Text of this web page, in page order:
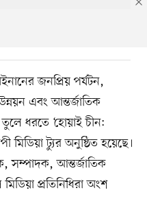
জনপ্রিয় পর্যটন,
এবং আন্তর্জাতিক
ধরতে ‘হোয়াই চীন:
মিডিয়া ট্যুর অনুষ্ঠিত হয়েছে।
সম্পাদক, আন্তর্জাতিক
প্রতিনিধিরা অংশ